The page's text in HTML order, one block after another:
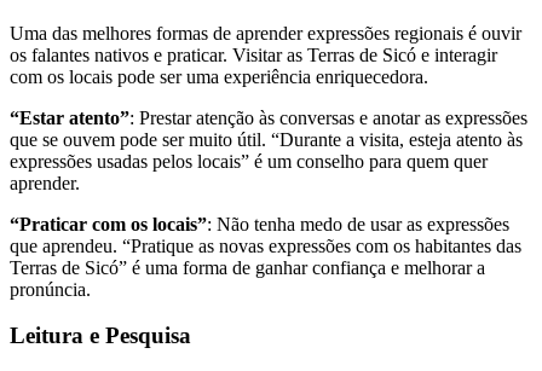
Uma das melhores formas de aprender expressões regionais é ouvir
os falantes nativos e praticar. Visitar as Terras de Sicó e interagir
com os locais pode ser uma experiência enriquecedora.
“Estar atento”: Prestar atenção às conversas e anotar as expressões
que se ouvem pode ser muito útil. “Durante a visita, esteja atento às
expressões usadas pelos locais” é um conselho para quem quer
aprender.
“Praticar com os locais”: Não tenha medo de usar as expressões
que aprendeu. “Pratique as novas expressões com os habitantes das
Terras de Sicó” é uma forma de ganhar confiança e melhorar a
pronúncia.
Leitura e Pesquisa